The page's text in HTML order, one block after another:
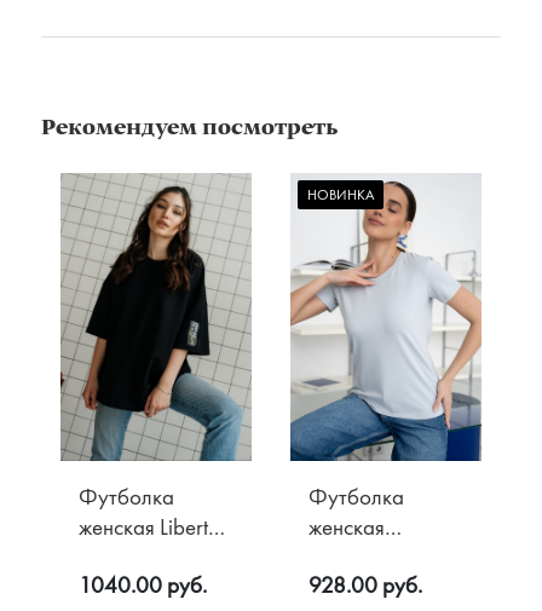
Рекомендуем посмотреть
Футболка
женская Liberta,
1040.00 руб.
НОВИНКА
Футболка
женская
Серый - светлый
928.00 руб.